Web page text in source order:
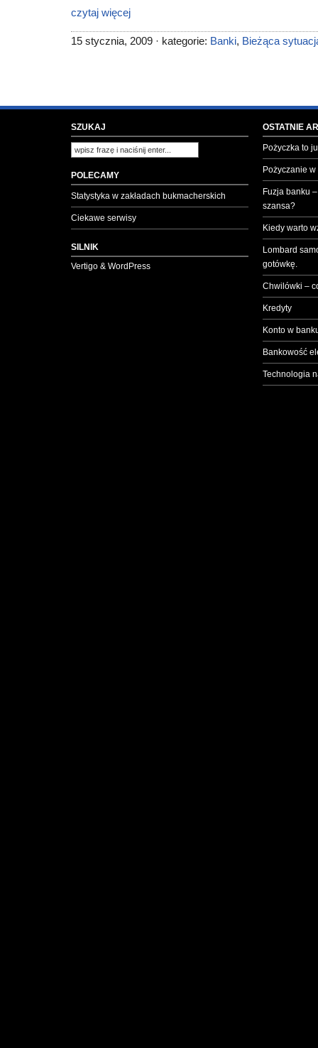
czytaj więcej
15 stycznia, 2009 · kategorie: Banki, Bieżąca
SZUKAJ
POLECAMY
Statystyka w zakładach bukmacherskich
Ciekawe serwisy
SILNIK
Vertigo & WordPress
OSTATNIE
Pożyczka to
Pożyczanie
Fuzja banku
szansa?
Kiedy warto
Lombard
gotówkę.
Chwilówki –
Kredyty
Konto w
Bankowość
Technologia